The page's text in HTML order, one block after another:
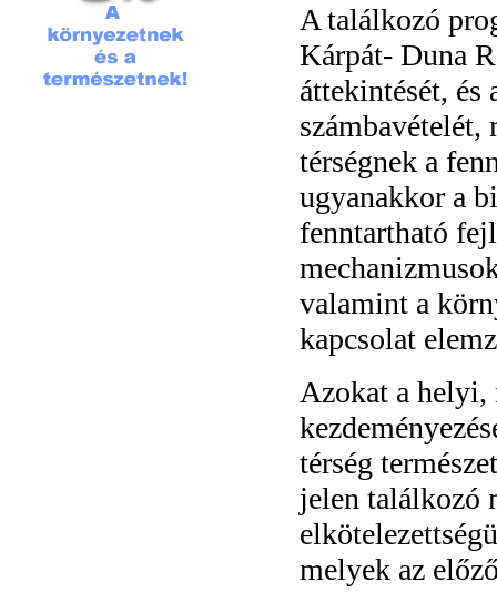
A találkozó
Kárpát- Duna
áttekintését,
térségnek a
ugyanakkor a
fenntartható
valamint a
kapcsolat
Azokat a helyi,
térség
jelen találkozó
melyek az